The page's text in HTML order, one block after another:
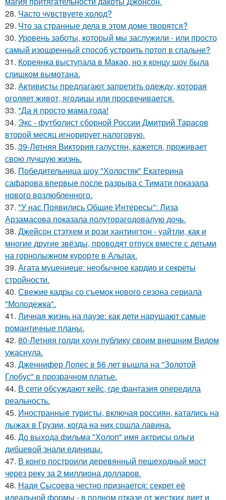
28. Часто чувствуете холод?
29. Что за странные дела в этом доме творятся?
30. Уровень заботы, который мы заслужили - или просто
самый изощренный способ устроить потоп в спальне?
31. Кореянка выступала в Макао, но к концу шоу была
слишком вымотана.
32. Активисты предлагают запретить одежду, которая
оголяет живот, ягодицы или просвечивается.
33. "Да я просто мама года!
34. Экс - футболист сборной России Дмитрий Тарасов
второй месяц игнорирует налоговую.
35. 39-Летняя Виктория галустян, кажется, проживает
свою лучшую жизнь.
36. Победительница шоу "Холостяк" Екатерина
сафарова впервые после разрыва с Тимати показала
нового возлюбленного.
37. "У нас Появились Общие Интересы": Лиза
Арзамасова показала полуторагодовалую дочь.
38. Джейсон стэтхем и рози хантингтон - уайтли, как и
многие другие звёзды, проводят отпуск вместе с детьми
на горнолыжном курорте в Альпах.
39. Агата муцениеце: необычное кардио и секреты
стройности.
40. Свежие кадры со съемок нового сезона сериала
"Молодежка".
41. Личная жизнь на паузе: как дети нарушают самые
романтичные планы.
42. 80-Летняя голди хоун публику своим внешним Видом
ужаснула.
43. Дженнифер Лопес в 56 лет вышла на "Золотой
Глобус" в прозрачном платье.
44. В сети обсуждают кейс, где фантазия опередила
реальность.
45. Иностранные туристы, включая россиян, катались на
лыжах в Грузии, когда на них сошла лавина.
46. До выхода фильма "Холоп" имя актрисы ольги
дибцевой знали единицы.
47. В конго построили деревянный пешеходный мост
через реку за 2 миллиона долларов.
48. Надя Сысоева честно признается: секрет её
идеальной формы - в полном отказе от жестких диет и